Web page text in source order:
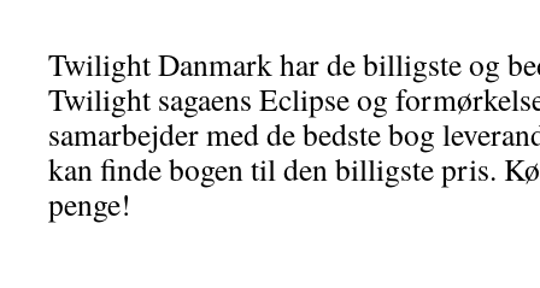
Twilight Danmark har de billigste og
Twilight sagaens Eclipse og
samarbejder med de bedste bog
kan finde bogen til den billigste pris.
penge!